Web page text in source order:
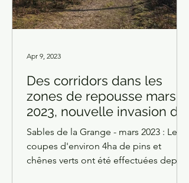
Des corridors dans les
zones de repousse mars
2023, nouvelle invasion de
robiniers en prévision ?
Sables de la Grange - mars 2023 : Les
coupes d'environ 4ha de pins et
chênes verts ont été effectuées depuis
Apr 9, 2023